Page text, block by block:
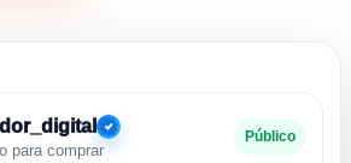
para comprar
Público